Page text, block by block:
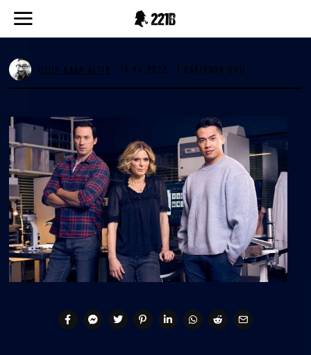
UFUK KAAN ALTIN 14.06.2022
.
2
1 DAKIKADA OKU